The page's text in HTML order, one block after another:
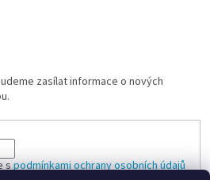
zasílat informace o nových
spodmínkami ochrany osobních údajů